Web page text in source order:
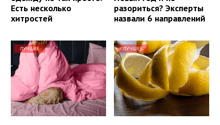
Есть несколько
хитростей
разориться? Эксперты
назвали 6 направлений
ЛУЧШЕЕ ЛУЧШЕЕ